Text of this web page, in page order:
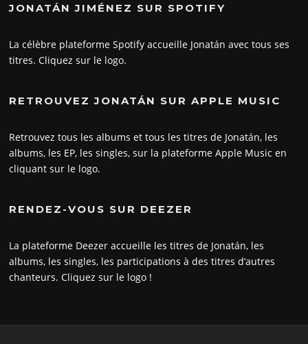
JONATÁN JIMÉNEZ SUR SPOTIFY
La célèbre plateforme Spotify accueille Jonatán avec tous ses
titres. Cliquez sur le logo.
RETROUVEZ JONATÁN SUR APPLE MUSIC
Retrouvez tous les albums et tous les titres de Jonatán, les
albums, les EP, les singles, sur la plateforme Apple Music en
cliquant sur le logo.
RENDEZ-VOUS SUR DEEZER
La plateforme Deezer accueille les titres de Jonatán, les
albums, les singles, les participations à des titres d’autres
chanteurs. Cliquez sur le logo !